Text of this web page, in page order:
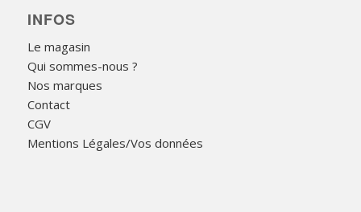
INFOS
Le magasin
Qui sommes-nous ?
Nos marques
Contact
CGV
Mentions Légales/Vos données